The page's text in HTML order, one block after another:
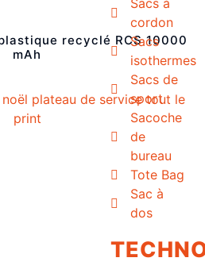
cordon
Sacs
isothermes
Sacs de
sport
Sacoche
de
bureau
Tote Bag
Sac à
dos
recyclé RCS 10000
mAh